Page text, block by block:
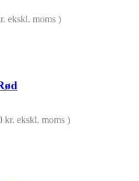
ekskl. moms )
kr. ekskl. moms )